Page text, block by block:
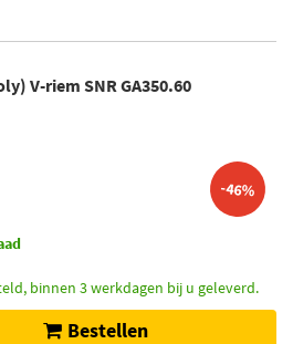
V-riem SNR GA350.60
-46%
binnen 3 werkdagen bij u geleverd.
Bestellen